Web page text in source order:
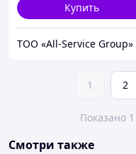
Купить
ТОО «All-Service Group»
1 2
Показано
Смотри также